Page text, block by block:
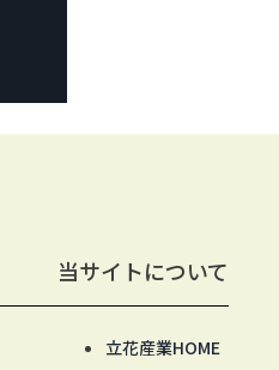
当サイトについて
立花産業HOME